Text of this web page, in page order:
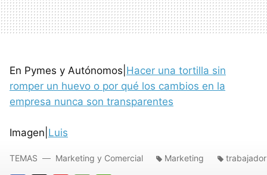
En Pymes y Autónomos| Hacer una tortilla sin
romper un huevo o por qué los cambios en la
empresa nunca son transparentes
Imagen| Luis
TEMAS Marketing y Comercial Marketing trabajador